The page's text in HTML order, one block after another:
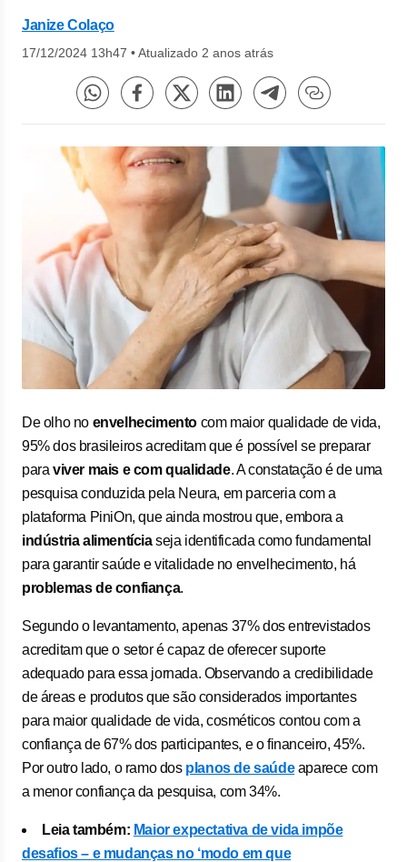
Janize Colaço
17/12/2024 13h47 •Atualizado 2 anos atrás
De olho no envelhecimento com maior qualidade de vida,
95% dos brasileiros acreditam que é possível se preparar
para viver mais e com qualidade. A constatação é de uma
pesquisa conduzida pela Neura, em parceria com a
plataforma PiniOn, que ainda mostrou que, embora a
indústria alimentíciaseja identificada como fundamental
para garantir saúde e vitalidade no envelhecimento, há
problemas de confiança.
Segundo o levantamento, apenas 37% dos entrevistados
acreditam que o setor é capaz de oferecer suporte
adequado para essa jornada. Observando a credibilidade
de áreas e produtos que são considerados importantes
para maior qualidade de vida, cosméticos contou com a
confiança de 67% dos participantes, e o financeiro, 45%.
Por outro lado, o ramo dos planos de saúdeaparece com
a menor confiança da pesquisa, com 34%.
Leia também: Maior expectativa de vida impõe
desafios – e mudanças no ‘modo em que